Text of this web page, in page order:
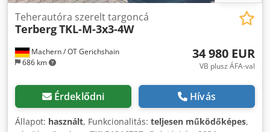
Machern / OT Gerichshain
686 km
Teherautóra szerelt targoncá
TerbergTKL-M-3x3-4W
34 980 EUR
VB plusz ÁFA-val
Érdeklődni Hívás
Állapot: használt, Funkcionalitás: teljesen működőképes,